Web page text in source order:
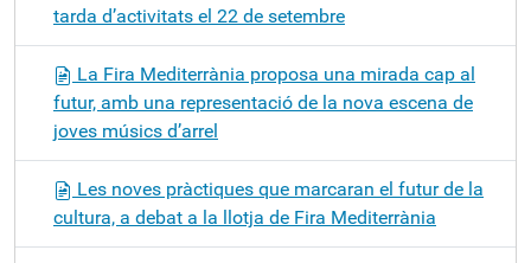
tarda d’activitats el 22 de setembre
La Fira Mediterrània proposa una mirada cap al
futur, amb una representació de la nova escena de
joves músics d’arrel
Les noves pràctiques que marcaran el futur de la
cultura, a debat a la llotja de Fira Mediterrània